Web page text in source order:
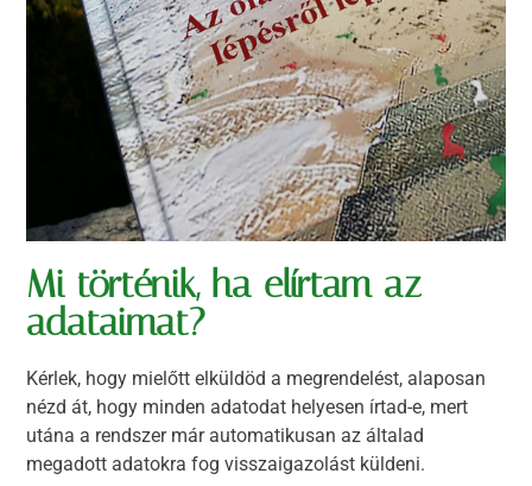
Mi történik, ha elírtam az
adataimat?
Kérlek, hogy mielőtt elküldöd a megrendelést, alaposan
nézd át, hogy minden adatodat helyesen írtad-e, mert
utána a rendszer már automatikusan az általad
megadott adatokra fog visszaigazolást küldeni.